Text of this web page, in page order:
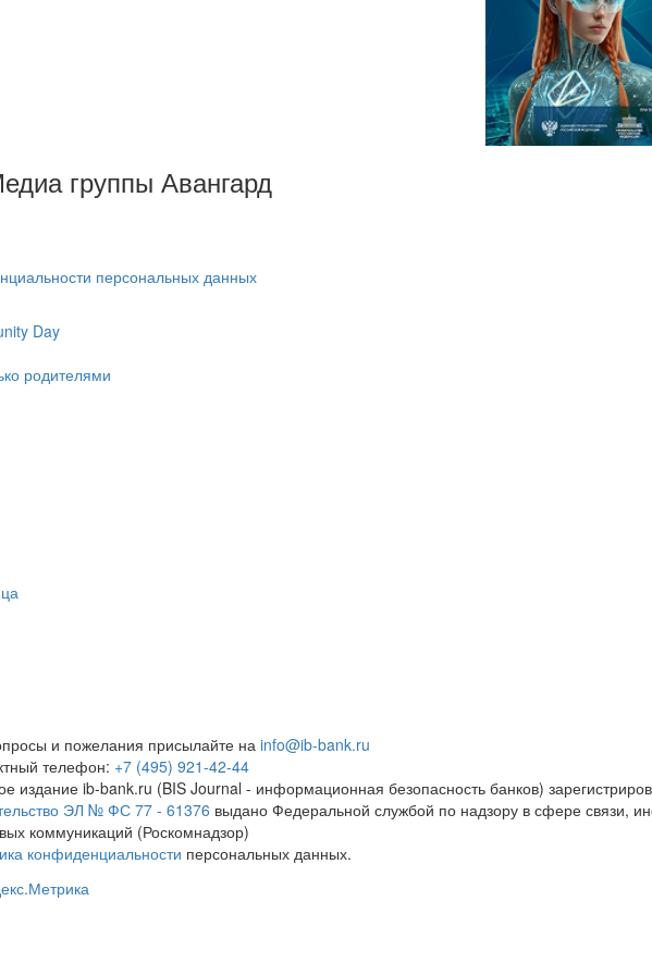
группы Авангард
персональных данных
Day
родителями
и пожелания присылайте на info@ib-bank.ru
телефон: +7 (495) 921-42-44
издание ib-bank.ru (BIS Journal - информационная безопасность банков)
ЭЛ № ФС 77 - 61376 выдано Федеральной службой по надзору в сфере связи,
коммуникаций (Роскомнадзор)
конфиденциальности персональных данных.